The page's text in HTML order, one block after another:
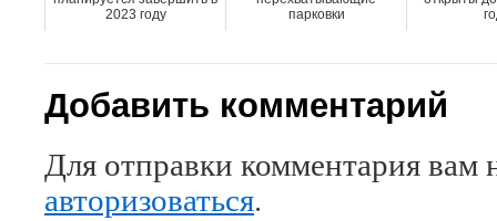
2023 году
парковки
Добавить комментарий
Для отправки комментария вам
авторизоваться.